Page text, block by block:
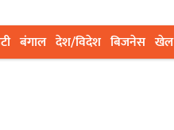
बंगाल देश/विदेश बिजनेस खेल